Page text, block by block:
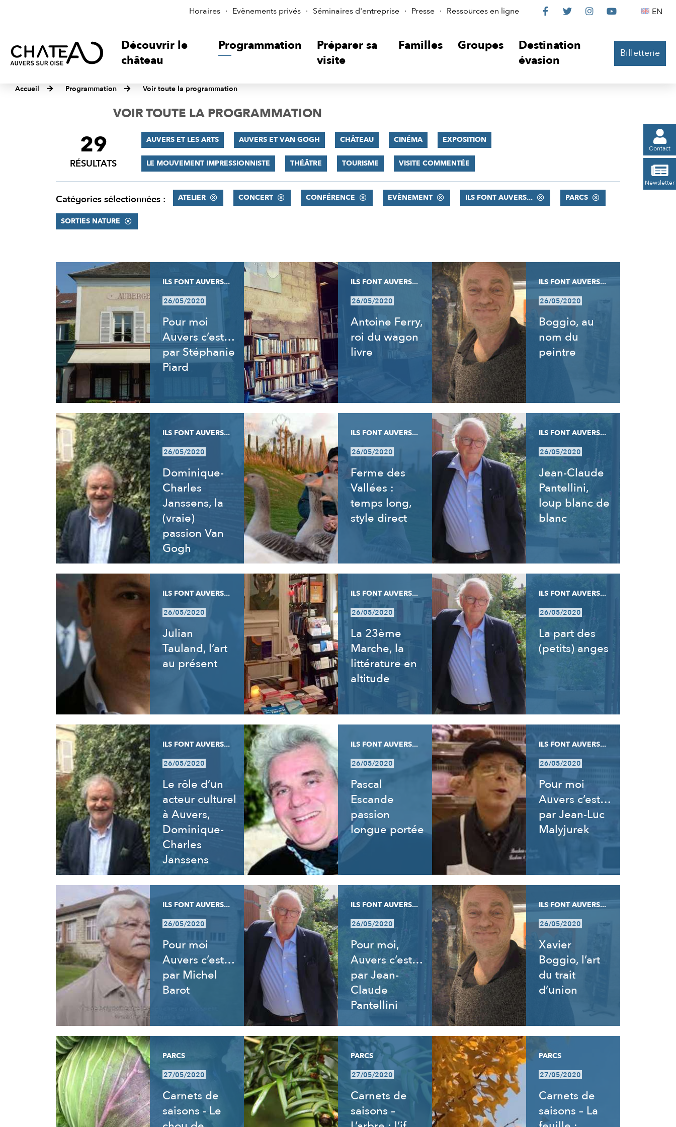
Horaires Evènements privés Séminaires d'entreprise Presse Ressources en ligne
Le
sur

Le

Le

Le
 EN
Découvrir le
château
Programmation
Préparer sa
visite
Familles Groupes
Destination
évasion
Billetterie
Accueil Programmation Voir toute la programmation

Contact

Newsletter
VOIR TOUTE LA PROGRAMMATION
FILTRER
RÉSULTATS
29
RÉSULTATS
AUVERS ET LES ARTS AUVERS ET VAN GOGH CHÂTEAU CINÉMA EXPOSITION
LE MOUVEMENT IMPRESSIONNISTE THÉÂTRE TOURISME VISITE COMMENTÉE
Catégories sélectionnées : ATELIER CONCERT CONFÉRENCE EVÈNEMENT ILS FONT AUVERS... PARCS
SORTIES NATURE
RÉSULTATS
ILS FONT AUVERS...
26/05/2020
Pour moi
Auvers c’est…
par Stéphanie
Piard
ILS FONT AUVERS...
26/05/2020
Antoine Ferry,
roi du wagon
livre
ILS FONT AUVERS...
26/05/2020
Boggio, au
nom du
peintre
ILS FONT AUVERS...
26/05/2020
Dominique-
Charles
Janssens, la
(vraie)
passion Van
Gogh
ILS FONT AUVERS...
26/05/2020
Ferme des
Vallées :
temps long,
style direct
ILS FONT AUVERS...
26/05/2020
Jean-Claude
Pantellini,
loup blanc de
blanc
ILS FONT AUVERS...
26/05/2020
Julian
Tauland, l’art
au présent
ILS FONT AUVERS...
26/05/2020
La 23ème
Marche, la
littérature en
altitude
ILS FONT AUVERS...
26/05/2020
La part des
(petits) anges
ILS FONT AUVERS...
26/05/2020
Le rôle d’un
acteur culturel
à Auvers,
Dominique-
Charles
Janssens
ILS FONT AUVERS...
26/05/2020
Pascal
Escande
passion
longue portée
ILS FONT AUVERS...
26/05/2020
Pour moi
Auvers c’est…
par Jean-Luc
Malyjurek
ILS FONT AUVERS...
26/05/2020
Pour moi
Auvers c’est…
par Michel
Barot
ILS FONT AUVERS...
26/05/2020
Pour moi,
Auvers c’est…
par Jean-
Claude
Pantellini
ILS FONT AUVERS...
26/05/2020
Xavier
Boggio, l’art
du trait
d’union
PARCS
27/05/2020
Carnets de
saisons - Le
PARCS
27/05/2020
Carnets de
saisons –
PARCS
27/05/2020
Carnets de
saisons – La